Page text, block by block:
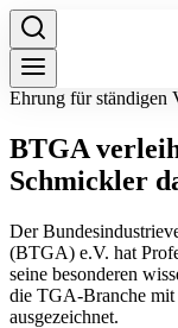
Ehrung für ständigen
BTGA
Schmickler
Der
(BTGA) e.V. hat
seine besonderen
die TGA-Branche mit
ausgezeichnet.